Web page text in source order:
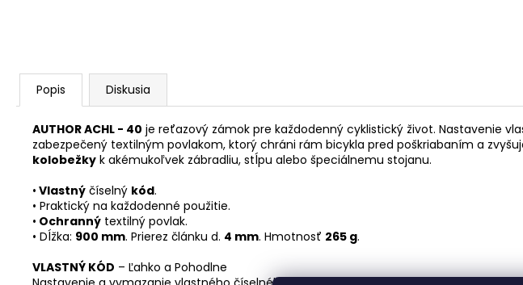
Popis Diskusia
AUTHOR ACHL - 40 je reťazový zámok pre každodenný cyklistický život. Nastavenie
zabezpečený textilným povlakom, ktorý chráni rám bicykla pred poškriabaním a
kolobežky k akémukoľvek zábradliu, stĺpu alebo špeciálnemu stojanu.
• Vlastný číselný kód.
• Praktický na každodenné použitie.
• Ochranný textilný povlak.
• Dĺžka: 900 mm. Prierez článku d. 4 mm. Hmotnosť 265 g.
VLASTNÝ KÓD – Ľahko a Pohodlne